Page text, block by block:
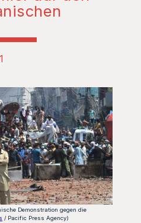
Demonstration gegen die
/ Pacific Press Agency)